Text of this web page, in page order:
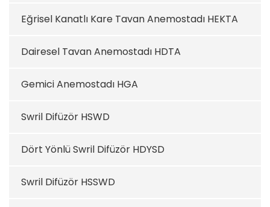
Eğrisel Kanatlı Kare Tavan Anemostadı HEKTA
Dairesel Tavan Anemostadı HDTA
Gemici Anemostadı HGA
Swril Difüzör HSWD
Dört Yönlü Swril Difüzör HDYSD
Swril Difüzör HSSWD